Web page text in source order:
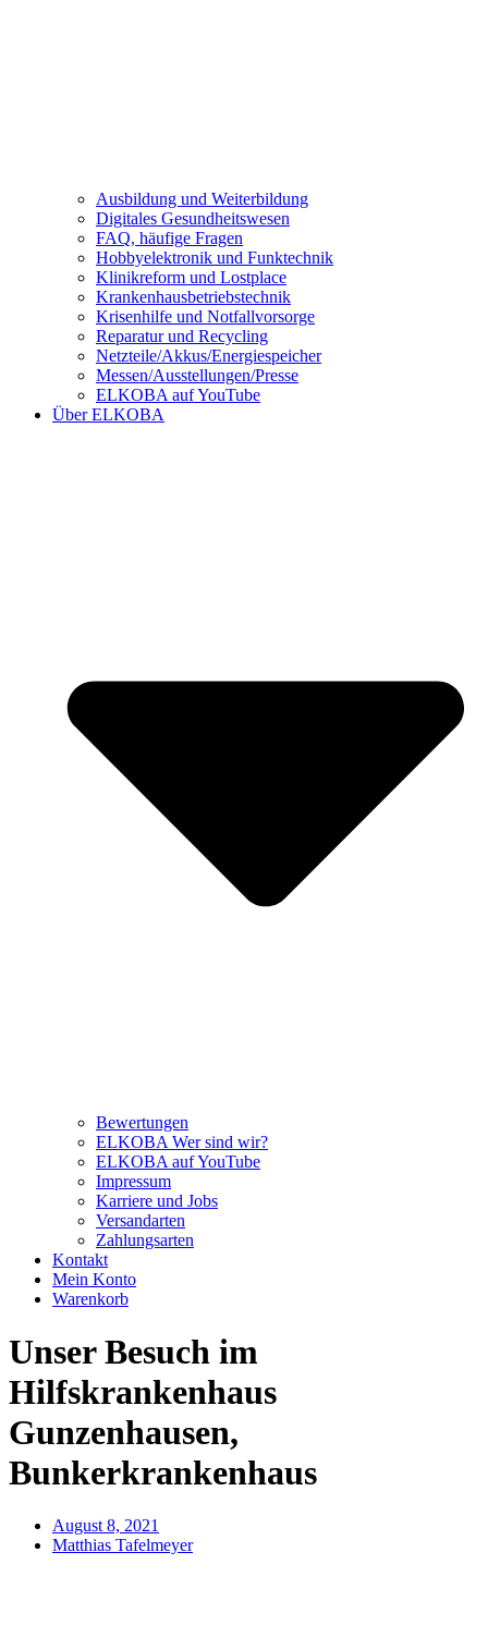
Ausbildung und Weiterbildung
Digitales Gesundheitswesen
FAQ, häufige Fragen
Hobbyelektronik und Funktechnik
Klinikreform und Lostplace
Krankenhausbetriebstechnik
Krisenhilfe und Notfallvorsorge
Reparatur und Recycling
Netzteile/Akkus/Energiespeicher
Messen/Ausstellungen/Presse
ELKOBA auf YouTube
Über ELKOBA
Bewertungen
ELKOBA Wer sind wir?
ELKOBA auf YouTube
Impressum
Karriere und Jobs
Versandarten
Zahlungsarten
Kontakt
Mein Konto
Warenkorb
Unser Besuch im
Hilfskrankenhaus
Gunzenhausen,
Bunkerkrankenhaus
August 8, 2021
Matthias Tafelmeyer